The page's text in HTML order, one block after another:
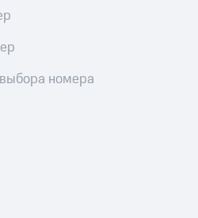
номера